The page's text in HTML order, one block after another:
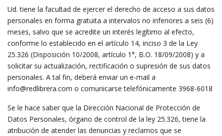
Ud. tiene la facultad de ejercer el derecho de acceso a sus datos
personales en forma gratuita a intervalos no inferiores a seis (6)
meses, salvo que se acredite un interés legítimo al efecto,
conforme lo establecido en el artículo 14, inciso 3 de la Ley
25.326 (Disposición 10/2008, artículo 1°, B.O. 18/09/2008) y a
solicitar su actualización, rectificación o supresión de sus datos
personales. A tal fin, deberá enviar un e-mail a
info@redlibrera.com o comunicarse telefónicamente 3968-6018
Se le hace saber que la Dirección Nacional de Protección de
Datos Personales, órgano de control de la ley 25.326, tiene la
atribución de atender las denuncias y reclamos que se